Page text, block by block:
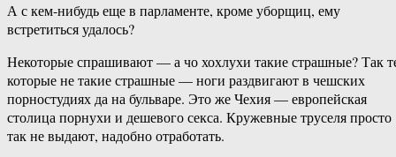
А с кем-нибудь еще в парламенте, кроме уборщиц, ему
встретиться удалось?
Некоторые спрашивают — а чо хохлухи такие страшные? Так
которые не такие страшные — ноги раздвигают в чешских
порностудиях да на бульваре. Это же Чехия — европейская
столица порнухи и дешевого секса. Кружевные труселя просто
так не выдают, надобно отработать.